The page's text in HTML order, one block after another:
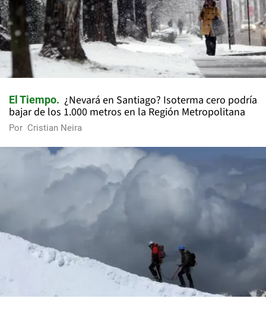
El Tiempo
¿Nevará en Santiago? Isoterma cero podría
bajar de los 1.000 metros en la Región Metropolitana
Por Cristian Neira